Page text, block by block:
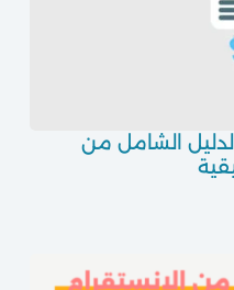
بالعمولة 2026: الدليل الشامل من